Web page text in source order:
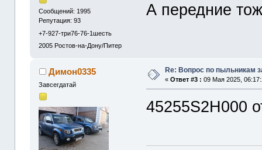
Сообщений: 1995
Репутация: 93
+7-927-три76-76-1шесть
2005 Ростов-на-Дону/Питер
А передние
Димон0335
Завсегдатай
Re: Вопрос по пыльникам
«Ответ #3 : 09 Мая 2025,
45255S2H000